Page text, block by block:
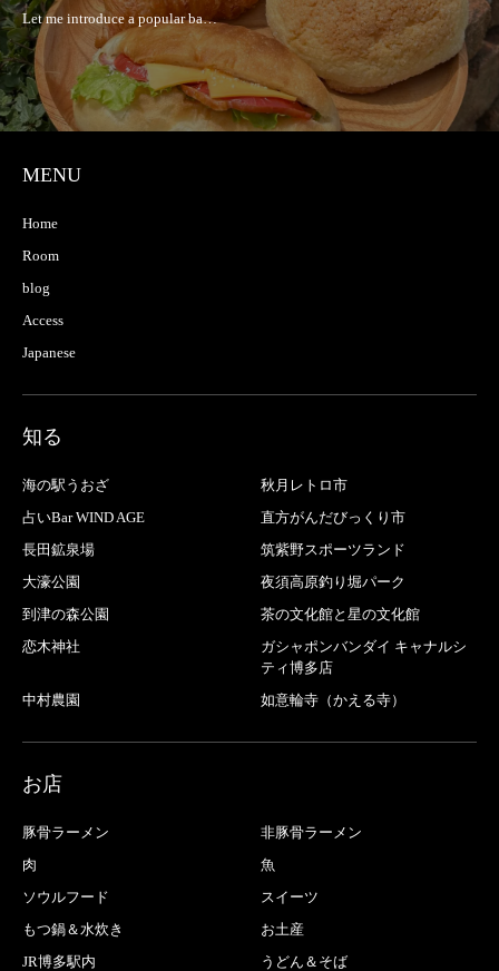
MENU
Home
Room
blog
Access
Japanese
知る
海の駅うおざ
秋月レトロ市
占いBar WIND AGE
直方がんだびっくり市
長田鉱泉場
筑紫野スポーツランド
大濠公園
夜須高原釣り堀パーク
到津の森公園
茶の文化館と星の文化館
恋木神社
ガシャポンバンダイ キャナルシ
ティ博多店
中村農園
如意輪寺（かえる寺）
お店
豚骨ラーメン
非豚骨ラーメン
肉
魚
ソウルフード
スイーツ
もつ鍋＆水炊き
お土産
JR博多駅内
うどん＆そば